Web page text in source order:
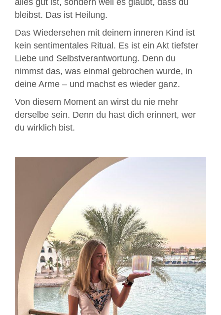
alles gut ist, sondern weil es glaubt, dass du
bleibst. Das ist Heilung.
Das Wiedersehen mit deinem inneren Kind ist
kein sentimentales Ritual. Es ist ein Akt tiefster
Liebe und Selbstverantwortung. Denn du
nimmst das, was einmal gebrochen wurde, in
deine Arme – und machst es wieder ganz.
Von diesem Moment an wirst du nie mehr
derselbe sein. Denn du hast dich erinnert, wer
du wirklich bist.